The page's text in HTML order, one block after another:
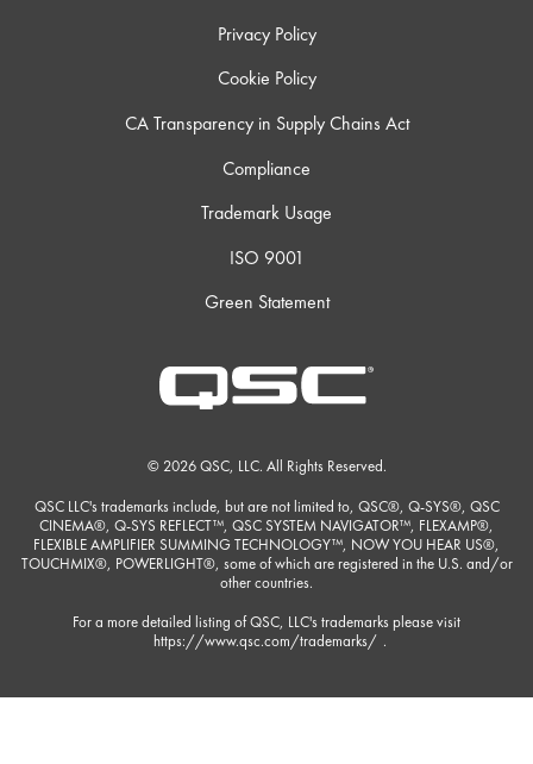
Privacy Policy
Cookie Policy
CA Transparency in Supply Chains Act
Compliance
Trademark Usage
ISO 9001
Green Statement
© 2026 QSC, LLC. All Rights Reserved.
QSC LLC's trademarks include, but are not limited to, QSC®, Q-SYS®, QSC
CINEMA®, Q-SYS REFLECT™, QSC SYSTEM NAVIGATOR™, FLEXAMP®,
FLEXIBLE AMPLIFIER SUMMING TECHNOLOGY™, NOW YOU HEAR US®,
TOUCHMIX®, POWERLIGHT®, some of which are registered in the U.S. and/or
other countries.
For a more detailed listing of QSC, LLC's trademarks please visit
https://www.qsc.com/trademarks/ .